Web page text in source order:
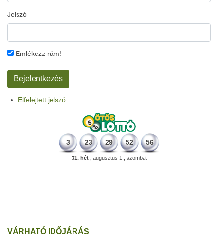
Jelszó
Emlékezz rám!
Elfelejtett jelszó
3 23 29 52 56
31. hét ,augusztus 1., szombat
VÁRHATÓ IDŐJÁRÁS